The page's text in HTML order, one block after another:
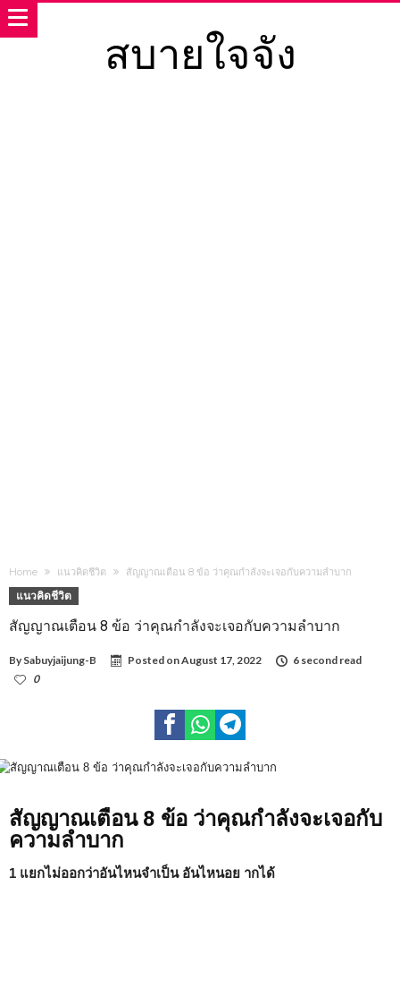
สบายใจจัง
Home แนวคิดชีวิต สัญญาณเตือน 8 ข้อ ว่าคุณกำลังจะเจอกับความลำบาก
แนวคิดชีวิต
สัญญาณเตือน 8 ข้อ ว่าคุณกำลังจะเจอกับความลำบาก
By Sabuyjaijung-B Posted onAugust 17, 2022
6 second read
0
สัญญาณเตือน 8 ข้อ ว่าคุณกำลังจะเจอกับ
ความลำบาก
1 แยกไม่ออกว่าอันไหนจำเป็น อันไหนอย ากได้